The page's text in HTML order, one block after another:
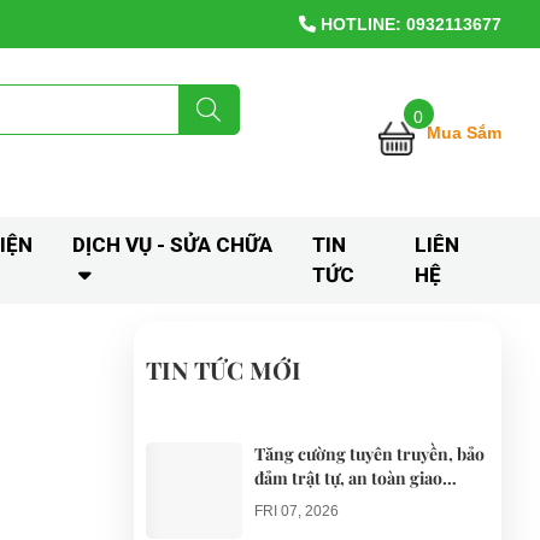
HOTLINE: 0932113677
0
Mua Sắm
DỊCH VỤ - SỬA CHỮA
TIN
TỨC
LIÊN
HỆ
TIN TỨC MỚI
Tăng cường tuyên truyền, bảo
đảm trật tự, an toàn giao
thông khi thí điểm xe điện 4
bánh phục vụ du lịch
FRI 07, 2026